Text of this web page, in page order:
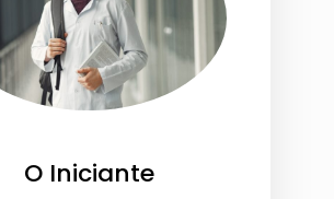
O Iniciante